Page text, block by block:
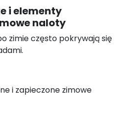
i elementy
naloty
zimie często pokrywają się
i zapieczone zimowe